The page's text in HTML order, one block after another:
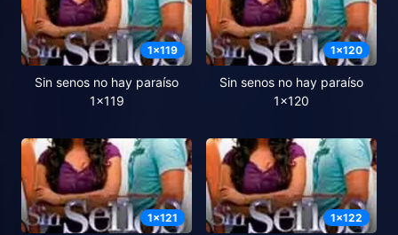
1x119
Sin senos no hay paraíso
1x119
1x120
Sin senos no hay paraíso
1x120
1x121 1x122